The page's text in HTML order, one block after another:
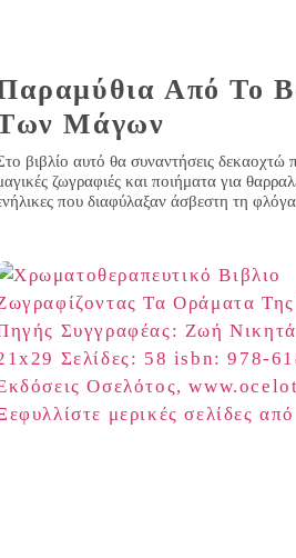
Από Το
Μάγων
βιβλίο αυτό θα συναντήσεις δεκαοχτώ
ζωγραφιές και ποιήματα για
που διαφύλαξαν άσβεστη τη